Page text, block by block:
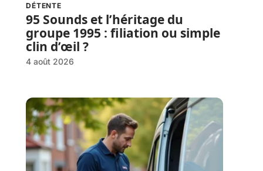
DÉTENTE
95 Sounds et l’héritage du
groupe 1995 : filiation ou simple
clin d’œil ?
4 août 2026